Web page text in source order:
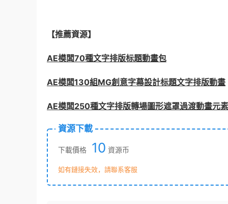
【推薦資源】
AE模闆70種文字排版标題動畫包
AE模闆130組MG創意字幕設計标題文字排版動畫
AE模闆250種文字排版轉場圖形遮罩過渡動畫元素
資源下載
下載價格 10 資源币
如有鏈接失效，請聯系客服